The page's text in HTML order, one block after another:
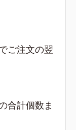
ご注文の翌
合計個数ま